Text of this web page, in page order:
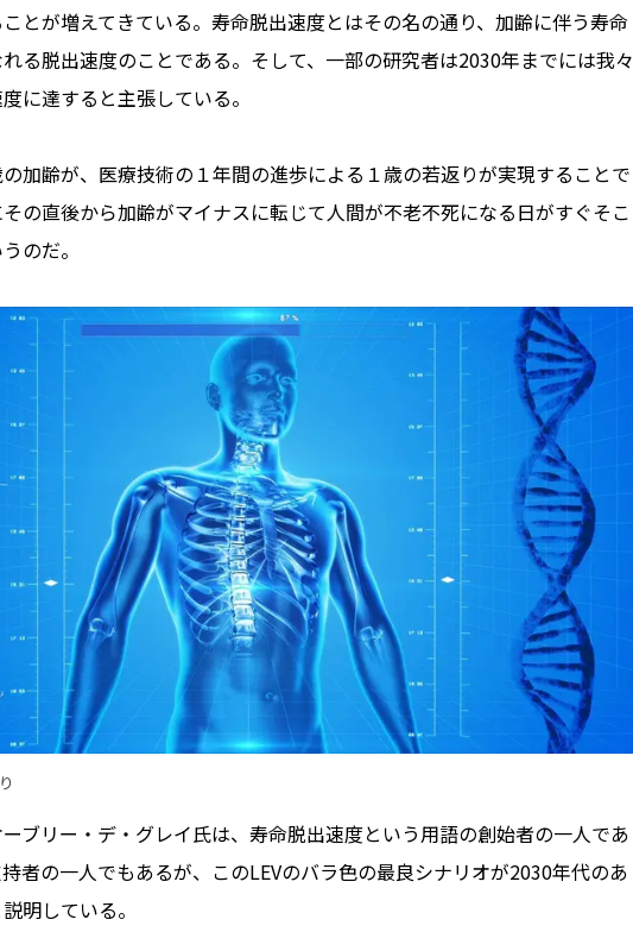
とが増えてきている。寿命脱出速度とはその名の通り、加齢に伴う寿命
る脱出速度のことである。そして、一部の研究者は2030年までには我々
に達すると主張している。
加齢が、医療技術の１年間の進歩による１歳の若返りが実現することで
の直後から加齢がマイナスに転じて人間が不老不死になる日がすぐそこ
のだ。
ブリー・デ・グレイ氏は、寿命脱出速度という用語の創始者の一人であ
者の一人でもあるが、このLEVのバラ色の最良シナリオが2030年代のあ
明している。